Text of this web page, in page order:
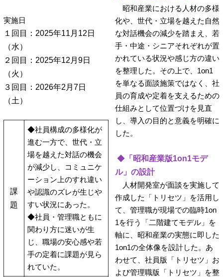
実施日
１回目：2025年11月12日
（水）
２回目：2025年12月9日
（火）
３回目：2026年2月7日
（土）
課
題
◆社員構成の多様化が
進む一方で、世代・立
場を越えた対話の機会
が減少し、コミュニケ
ーション上のすれ違い
や認識のズレが生じや
すい状況にあった。
◆社員・管理職ともに
関わり方に迷いが生
じ、職場の安心感や若
手の定着に課題が見ら
れていた。
昭和産業における人材の多様
化や、世代・立場を越えた自然
な対話機会の減少を踏まえ、若
手・中途・シニアそれぞれが置
かれている状況や感じ方の違い
を整理した。その上で、1on1
を単なる面談施策ではなく、社
員の育成や定着を支えるための
仕組みとして位置づけを見直
し、導入の目的と意義を明確に
した。
◆ 「昭和産業版1on1モデ
ル」の設計
人材開発室が面談を実施して
作成した「トリセツ」を活用し
て、管理職が現場での臨時1on
1を行う「二階建てモデル」を
軸に、昭和産業の実態に即した
1on1の全体像を設計した。あ
わせて、社員版「トリセツ」お
よび管理職版「トリセツ」を整